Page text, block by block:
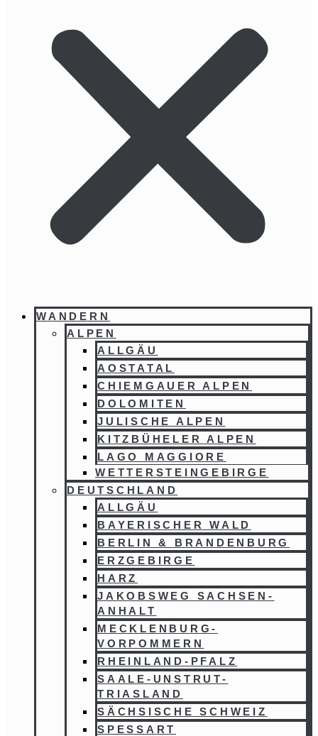
WANDERN
ALPEN
ALLGÄU
AOSTATAL
CHIEMGAUER ALPEN
DOLOMITEN
JULISCHE ALPEN
KITZBÜHELER ALPEN
LAGO MAGGIORE
WETTERSTEINGEBIRGE
DEUTSCHLAND
ALLGÄU
BAYERISCHER WALD
BERLIN & BRANDENBURG
ERZGEBIRGE
HARZ
JAKOBSWEG SACHSEN-
ANHALT
MECKLENBURG-
VORPOMMERN
RHEINLAND-PFALZ
SAALE-UNSTRUT-
TRIASLAND
SÄCHSISCHE SCHWEIZ
SPESSART